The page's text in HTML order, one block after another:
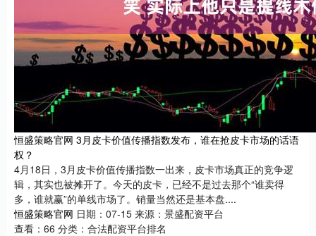
恒盛策略官网 3月皮卡价值传播指数发布，谁在抢皮卡市场的话语
权？
4月18日，3月皮卡价值传播指数一出来，皮卡市场真正的竞争逻
辑，其实也被摊开了。今天的皮卡，已经不是过去那个“谁卖得
多，谁就赢”的单线市场了。销量当然还是基本盘....
恒盛策略官网 日期：07-15 来源：景盛配资平台
查看： 66 分类： 合法配资平台排名